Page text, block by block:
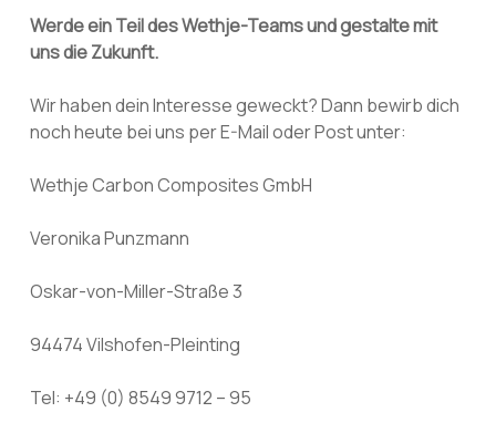
Werde ein Teil des Wethje-Teams und gestalte mit
uns die Zukunft.
Wir haben dein Interesse geweckt? Dann bewirb dich
noch heute bei uns per E-Mail oder Post unter:
Wethje Carbon Composites GmbH
Veronika Punzmann
Oskar-von-Miller-Straße 3
94474 Vilshofen-Pleinting
Tel: +49 (0) 8549 9712 – 95